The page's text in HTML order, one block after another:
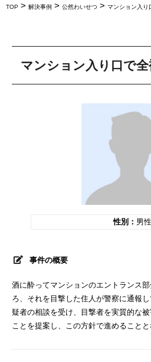
TOP > 解決事例 > 公然わいせつ > マンション入り
マンション入り口で
性別： 男性
事件の概要
酒に酔ってマンションのエントランス
ろ、それを目撃した住人が警察に通報
疑者の相談を受け、目撃者を実質的な
ことを提案し、この方針で進めることと